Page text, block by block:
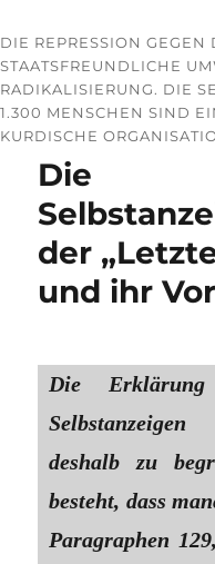
DIE REPRESSION GEGEN
STAATSFREUNDLICHE
RADIKALISIERUNG. DIE
1.300 MENSCHEN SIND
KURDISCHE
Die
der
und ihr
Die
deshalb zu
besteht, dass
Paragraphen